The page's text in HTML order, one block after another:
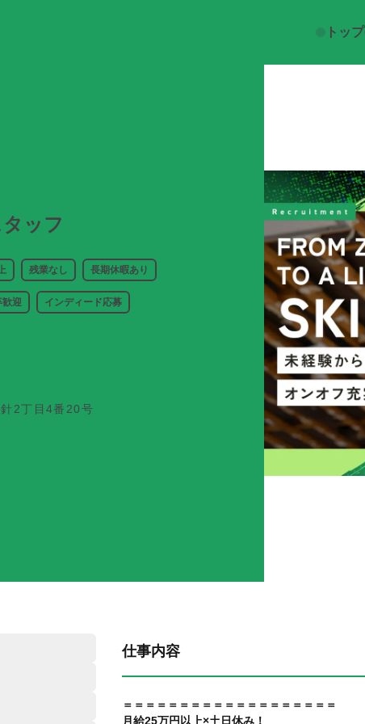
トップ
ッフ
残業なし 長期休暇あり
歓迎 インディード応募
2丁目4番20号
仕事内容
＝＝＝＝＝＝＝＝＝＝＝＝＝＝＝＝＝＝＝
月給25万円以上×土日休み！